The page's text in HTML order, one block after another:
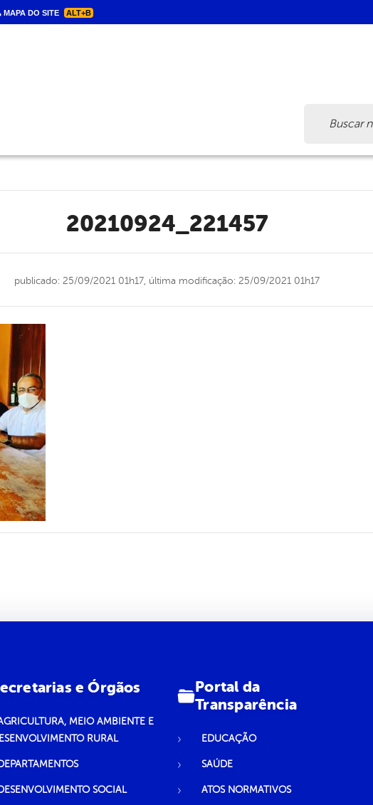
MAPA DO SITE ALT+B
20210924_221457
publicado: 25/09/2021 01h17, última modificação: 25/09/2021 01h17
e Órgãos
MEIO AMBIENTE E
RURAL
SOCIAL
Portal da
Transparência
EDUCAÇÃO
SAÚDE
ATOS NORMATIVOS